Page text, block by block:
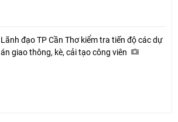
Lãnh đạo TP Cần Thơ kiểm tra tiến độ các dự
án giao thông, kè, cải tạo công viên